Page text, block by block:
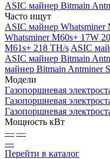
ASIC майнер Bitmain
Часто ищут
ASIC майнер Whatsminer
Whatsminer M60s+ 17W
M61s+ 218 TH/s ASIC
ASIC майнер Bitmain
майнер Bitmain Antminer
Модели
Газопоршневая
Газопоршневая
Газопоршневая
Мощность кВт
— —
—
Перейти в каталог